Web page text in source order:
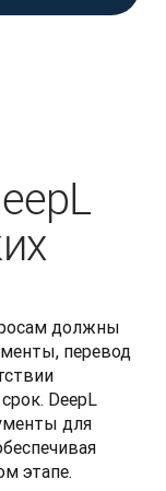
должны
перевод
DeepL
для
этапе.